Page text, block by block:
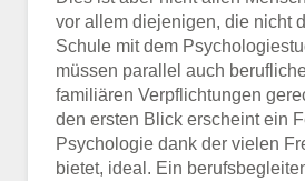
vor allem diejenigen, die nicht
Schule mit dem
müssen parallel auch
familiären Verpflichtungen
den ersten Blick erscheint ein
Psychologie dank der vielen
bietet, ideal. Ein